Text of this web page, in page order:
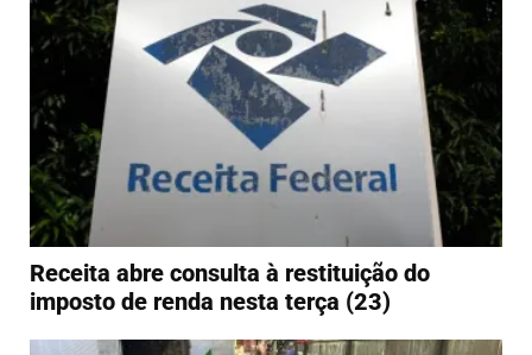
Receita abre consulta à restituição do
imposto de renda nesta terça (23)